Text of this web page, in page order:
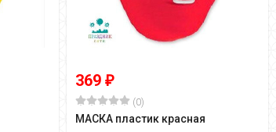
369₽
(0)
МАСКА пластик красная